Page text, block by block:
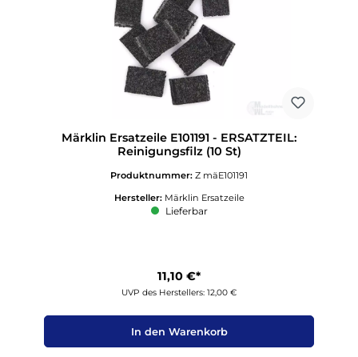
Märklin Ersatzeile E101191 - ERSATZTEIL:
Reinigungsfilz (10 St)
Produktnummer: Z mäE101191
Hersteller: Märklin Ersatzeile
Lieferbar
11,10 €*
UVP des Herstellers: 12,00 €
In den Warenkorb